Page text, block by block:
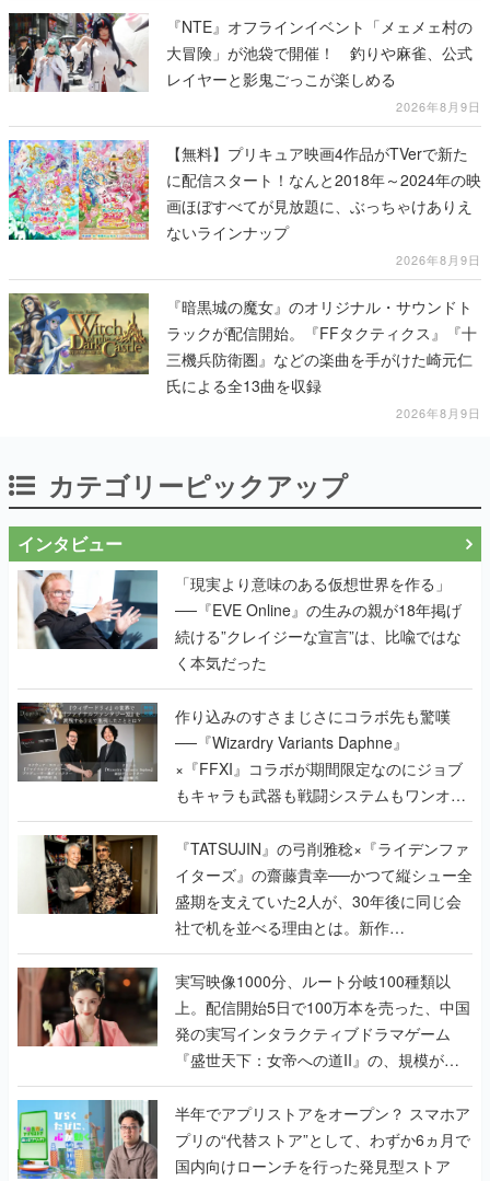
『NTE』オフラインイベント「メェメェ村の
大冒険」が池袋で開催！ 釣りや麻雀、公式
レイヤーと影鬼ごっこが楽しめる
2026年8月9日
【無料】プリキュア映画4作品がTVerで新た
に配信スタート！なんと2018年～2024年の映
画ほぼすべてが見放題に、ぶっちゃけありえ
ないラインナップ
2026年8月9日
『暗黒城の魔女』のオリジナル・サウンドト
ラックが配信開始。『FFタクティクス』『十
三機兵防衛圏』などの楽曲を手がけた崎元仁
氏による全13曲を収録
2026年8月9日
カテゴリーピックアップ
インタビュー
「現実より意味のある仮想世界を作る」
──『EVE Online』の生みの親が18年掲げ
続ける”クレイジーな宣言”は、比喩ではな
く本気だった
作り込みのすさまじさにコラボ先も驚嘆
──『Wizardry Variants Daphne』
×『FFXI』コラボが期間限定なのにジョブ
もキャラも武器も戦闘システムもワンオフ
で作り込まれた理由を両ディレクターに聞
く
『TATSUJIN』の弓削雅稔×『ライデンファ
イターズ』の齋藤貴幸──かつて縦シュー全
盛期を支えていた2人が、30年後に同じ会
社で机を並べる理由とは。新作
『TATSUJIN EXTREME』で初タッグを組
んだレジェンド2人に訊く開発秘話
実写映像1000分、ルート分岐100種類以
上。配信開始5日で100万本を売った、中国
発の実写インタラクティブドラマゲーム
『盛世天下：女帝への道II』の、規模が違
うこだわりをプロデューサーに聞いた
半年でアプリストアをオープン？ スマホア
プリの“代替ストア”として、わずか6ヵ月で
国内向けローンチを行った発見型ストア